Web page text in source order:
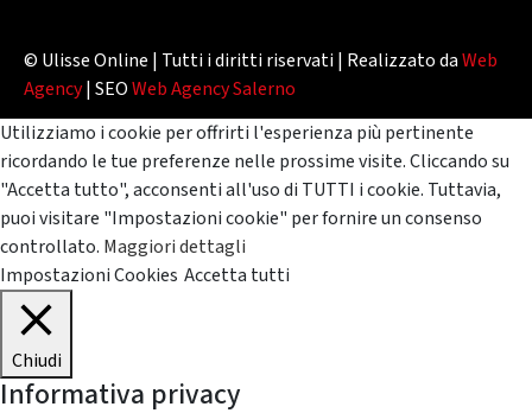
© Ulisse Online | Tutti i diritti riservati | Realizzato daWeb
Agency| SEOWeb Agency Salerno
Utilizziamo i cookie per offrirti l'esperienza più pertinente
ricordando le tue preferenze nelle prossime visite. Cliccando su
"Accetta tutto", acconsenti all'uso di TUTTI i cookie. Tuttavia,
puoi visitare "Impostazioni cookie" per fornire un consenso
controllato. Maggiori dettagli
Impostazioni Cookies Accetta tutti
Chiudi
Informativa privacy